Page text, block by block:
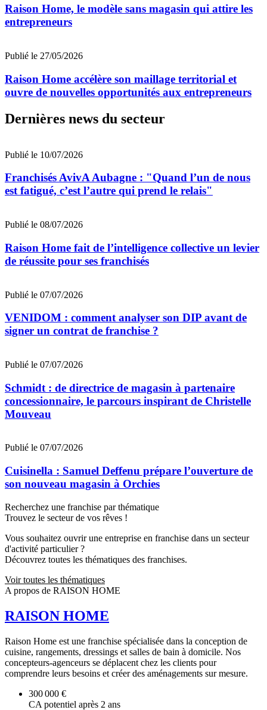
Raison Home, le modèle sans magasin qui attire les
entrepreneurs
Publié le 27/05/2026
Raison Home accélère son maillage territorial et
ouvre de nouvelles opportunités aux entrepreneurs
Dernières news du secteur
Publié le 10/07/2026
Franchisés AvivA Aubagne : "Quand l’un de nous
est fatigué, c’est l’autre qui prend le relais"
Publié le 08/07/2026
Raison Home fait de l’intelligence collective un levier
de réussite pour ses franchisés
Publié le 07/07/2026
VENIDOM : comment analyser son DIP avant de
signer un contrat de franchise ?
Publié le 07/07/2026
Schmidt : de directrice de magasin à partenaire
concessionnaire, le parcours inspirant de Christelle
Mouveau
Publié le 07/07/2026
Cuisinella : Samuel Deffenu prépare l’ouverture de
son nouveau magasin à Orchies
Recherchez une franchise par thématique
Trouvez le secteur de vos rêves !
Vous souhaitez ouvrir une entreprise en franchise dans un secteur
d'activité particulier ?
Découvrez toutes les thématiques des franchises.
Voir toutes les thématiques
A propos de RAISON HOME
RAISON HOME
Raison Home est une franchise spécialisée dans la conception de
cuisine, rangements, dressings et salles de bain à domicile. Nos
concepteurs-agenceurs se déplacent chez les clients pour
comprendre leurs besoins et créer des aménagements sur mesure.
300 000 €
CA potentiel après 2 ans